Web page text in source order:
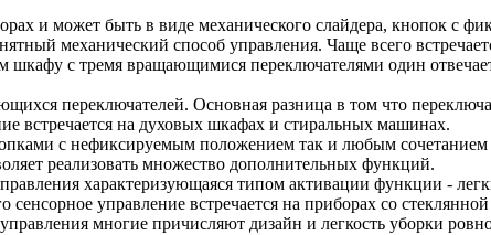
и может быть в виде механического слайдера, кнопок с
механический способ управления. Чаще всего
с тремя вращающимися переключателями один отвечает
переключателей. Основная разница в том что
встречается на духовых шкафах и стиральных машинах.
с нефиксируемым положением так и любым
реализовать множество дополнительных функций.
характеризующаяся типом активации функции -
управление встречается на приборах со
многие причисляют дизайн и легкость уборки